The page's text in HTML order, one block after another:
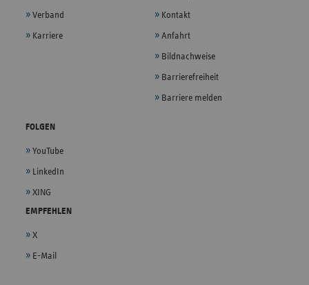
Verband
Karriere
Kontakt
Anfahrt
Bildnachweise
Barrierefreiheit
Barriere melden
FOLGEN
YouTube
LinkedIn
XING
EMPFEHLEN
X
E-Mail